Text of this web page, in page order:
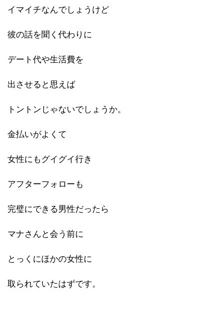
イマイチなんでしょうけど
彼の話を聞く代わりに
デート代や生活費を
出させると思えば
トントンじゃないでしょうか。
金払いがよくて
女性にもグイグイ行き
アフターフォローも
完璧にできる男性だったら
マナさんと会う前に
とっくにほかの女性に
取られていたはずです。